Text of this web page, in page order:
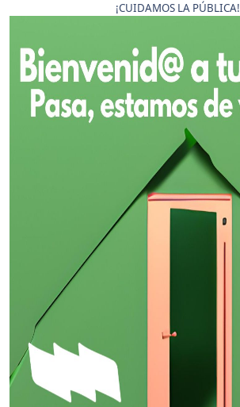
¡CUIDAMOS LA PÚBLICA!